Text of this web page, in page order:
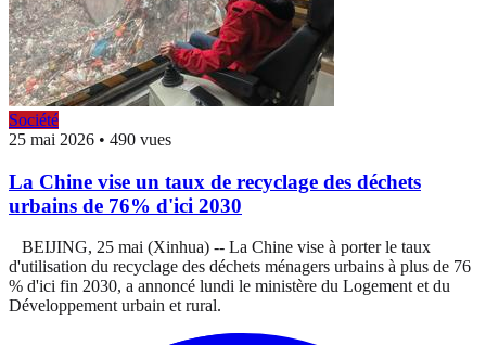
Société
25 mai 2026 • 490 vues
La Chine vise un taux de recyclage des déchets
urbains de 76% d'ici 2030
BEIJING, 25 mai (Xinhua) -- La Chine vise à porter le taux
d'utilisation du recyclage des déchets ménagers urbains à plus de 76
% d'ici fin 2030, a annoncé lundi le ministère du Logement et du
Développement urbain et rural.